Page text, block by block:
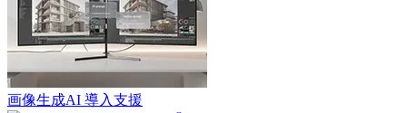
画像生成AI 導入支援